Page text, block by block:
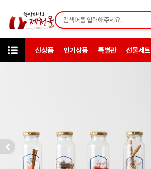
신상품 인기상품 특별관 선물세트